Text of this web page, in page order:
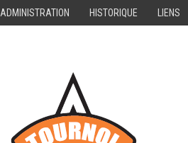
ADMINISTRATION HISTORIQUE LIENS